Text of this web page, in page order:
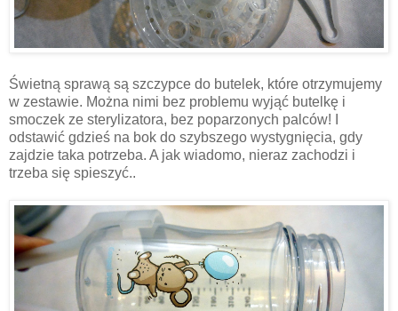
Świetną sprawą są szczypce do butelek, które otrzymujemy
w zestawie. Można nimi bez problemu wyjąć butelkę i
smoczek ze sterylizatora, bez poparzonych palców! I
odstawić gdzieś na bok do szybszego wystygnięcia, gdy
zajdzie taka potrzeba. A jak wiadomo, nieraz zachodzi i
trzeba się spieszyć..